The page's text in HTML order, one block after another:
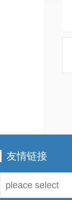
友情链接